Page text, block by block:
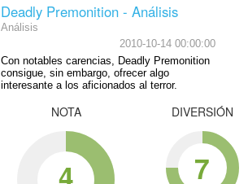
Deadly Premonition - Análisis
Análisis
2010-10-14 00:00:00
Con notables carencias, Deadly Premonition
consigue, sin embargo, ofrecer algo
interesante a los aficionados al terror.
NOTA
4
DIVERSIÓN
7